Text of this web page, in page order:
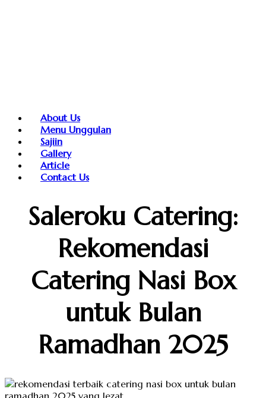
About Us
Menu Unggulan
Sajiin
Gallery
Article
Contact Us
Saleroku Catering:
Rekomendasi
Catering Nasi Box
untuk Bulan
Ramadhan 2025